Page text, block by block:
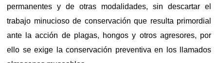
permanentes y de otras modalidades, sin descartar el
trabajo minucioso de conservación que resulta primordial
ante la acción de plagas, hongos y otros agresores, por
ello se exige la conservación preventiva en los llamados